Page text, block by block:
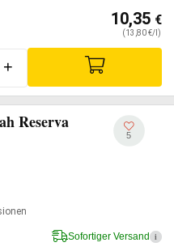
10,35 €
(13,80 €/l)
+
Reserva
5
Sofortiger Versand i